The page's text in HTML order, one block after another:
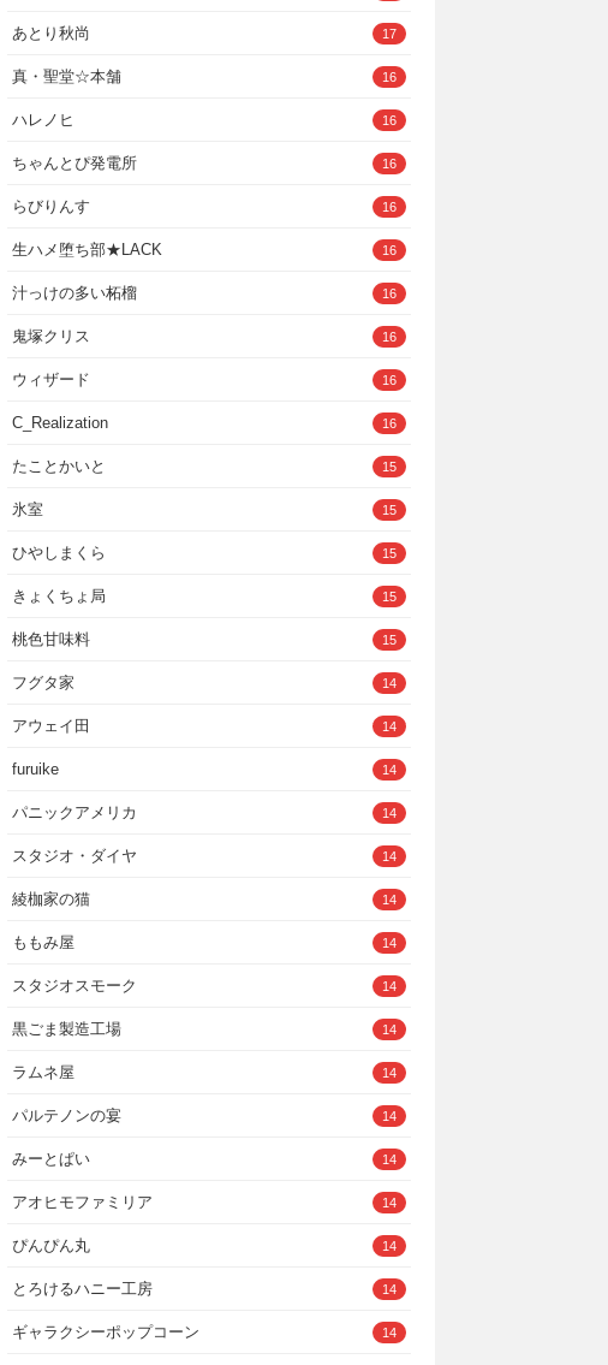
あとり秋尚 17
真・聖堂☆本舗 16
ハレノヒ 16
ちゃんとぴ発電所 16
らびりんす 16
生ハメ堕ち部★LACK 16
汁っけの多い柘榴 16
鬼塚クリス 16
ウィザード 16
C_Realization 16
たことかいと 15
氷室 15
ひやしまくら 15
きょくちょ局 15
桃色甘味料 15
フグタ家 14
アウェイ田 14
furuike 14
パニックアメリカ 14
スタジオ・ダイヤ 14
綾枷家の猫 14
ももみ屋 14
スタジオスモーク 14
黒ごま製造工場 14
ラムネ屋 14
パルテノンの宴 14
みーとぱい 14
アオヒモファミリア 14
ぴんぴん丸 14
とろけるハニー工房 14
ギャラクシーポップコーン 14